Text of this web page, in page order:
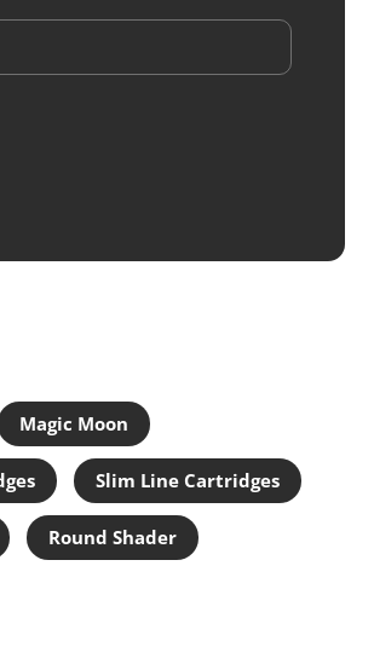
empfohlen wird. Konsequente
den langfristigen Erhalt der
Series
tierversuchsfrei
Magic Moon
Slim Line Cartridges
Round Shader